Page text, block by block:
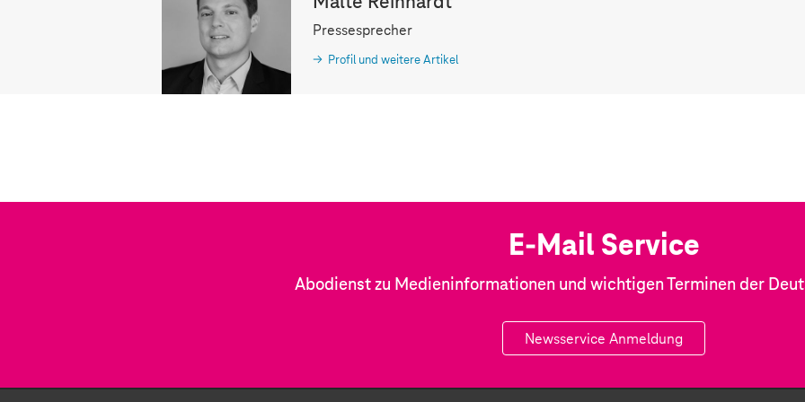
Pressesprecher
Profil und weitere Artikel
E-Mail Service
Abodienst zu Medieninformationen und wichtigen Terminen der
Newsservice Anmeldung